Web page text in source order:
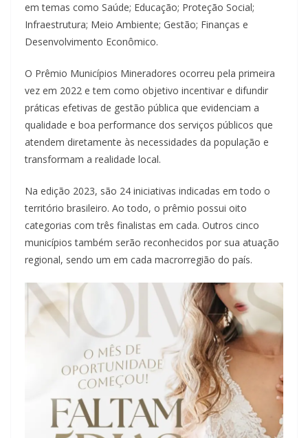
em temas como Saúde; Educação; Proteção Social;
Infraestrutura; Meio Ambiente; Gestão; Finanças e
Desenvolvimento Econômico.
O Prêmio Municípios Mineradores ocorreu pela primeira
vez em 2022 e tem como objetivo incentivar e difundir
práticas efetivas de gestão pública que evidenciam a
qualidade e boa performance dos serviços públicos que
atendem diretamente às necessidades da população e
transformam a realidade local.
Na edição 2023, são 24 iniciativas indicadas em todo o
território brasileiro. Ao todo, o prêmio possui oito
categorias com três finalistas em cada. Outros cinco
municípios também serão reconhecidos por sua atuação
regional, sendo um em cada macrorregião do país.